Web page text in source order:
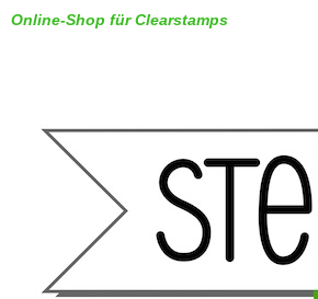
Online-Shop für Clearstamps